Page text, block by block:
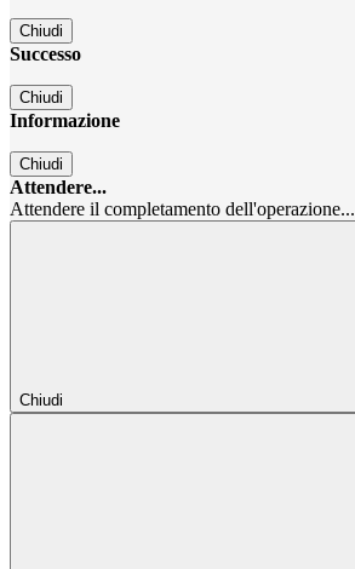
Chiudi
Successo
Chiudi
Informazione
Chiudi
Attendere...
Attendere il completamento dell'operazione...
Chiudi